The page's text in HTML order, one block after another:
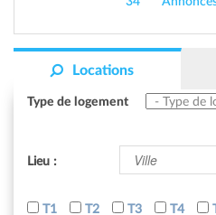
Locations
Type de logement
Lieu :
T1 T2 T3 T4